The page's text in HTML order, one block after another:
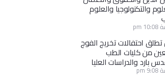
والتكنولوجيا والعلوم
احتفالات تخريج الفوج
من كليات الطب
بارد والدراسات العليا